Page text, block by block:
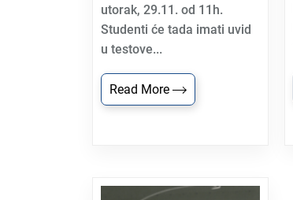
utorak, 29.11. od 11h.
Studenti će tada imati uvid
u testove...
Read More